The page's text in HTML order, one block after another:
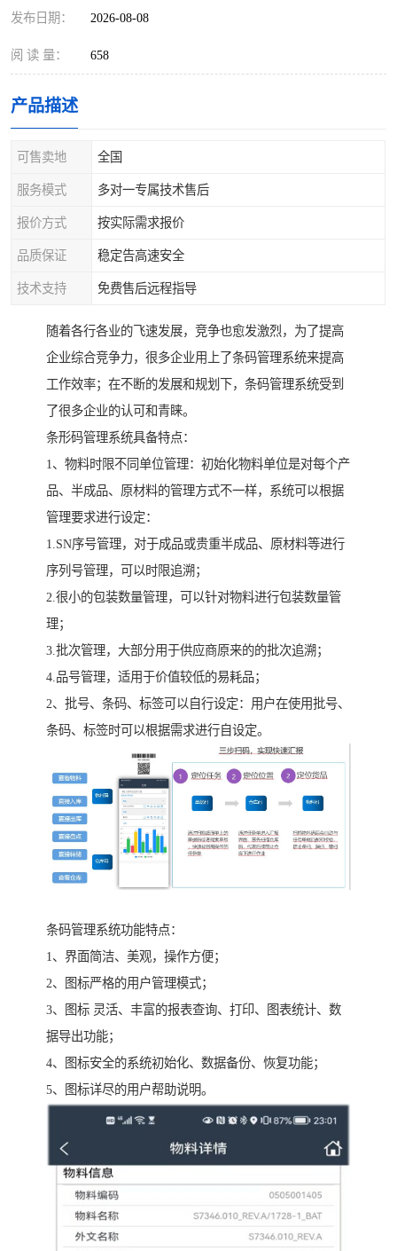
发布日期： 2026-08-08
阅 读 量： 658
产品描述
可售卖地 全国
服务模式 多对一专属技术售后
报价方式 按实际需求报价
品质保证 稳定告高速安全
技术支持 免费售后远程指导
随着各行各业的飞速发展，竞争也愈发激烈，为了提高
企业综合竞争力，很多企业用上了条码管理系统来提高
工作效率；在不断的发展和规划下，条码管理系统受到
了很多企业的认可和青睐。
条形码管理系统具备特点：
1、物料时限不同单位管理：初始化物料单位是对每个产
品、半成品、原材料的管理方式不一样，系统可以根据
管理要求进行设定：
1.SN序号管理，对于成品或贵重半成品、原材料等进行
序列号管理，可以时限追溯；
2.很小的包装数量管理，可以针对物料进行包装数量管
理；
3.批次管理，大部分用于供应商原来的的批次追溯；
4.品号管理，适用于价值较低的易耗品；
2、批号、条码、标签可以自行设定：用户在使用批号、
条码、标签时可以根据需求进行自设定。
条码管理系统功能特点：
1、界面简洁、美观，操作方便；
2、图标严格的用户管理模式；
3、图标 灵活、丰富的报表查询、打印、图表统计、数
据导出功能；
4、图标安全的系统初始化、数据备份、恢复功能；
5、图标详尽的用户帮助说明。